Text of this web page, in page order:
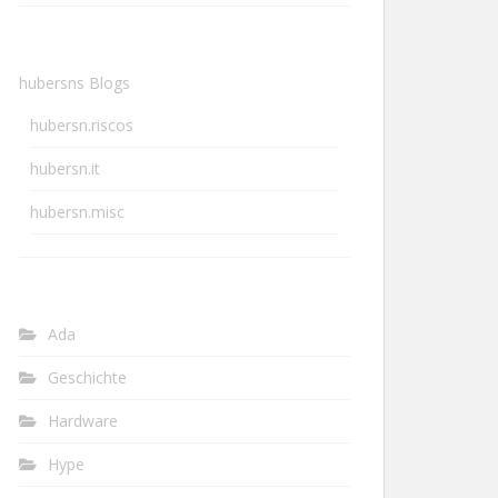
hubersns Blogs
hubersn.riscos
hubersn.it
hubersn.misc
Ada
Geschichte
Hardware
Hype